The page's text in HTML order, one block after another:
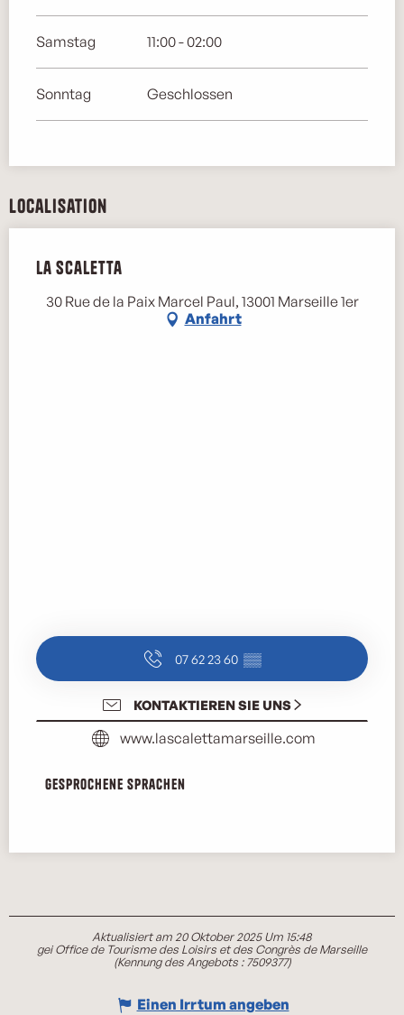
Samstag 11:00 - 02:00
Sonntag Geschlossen
Localisation
La Scaletta
30 Rue de la Paix Marcel Paul, 13001 Marseille 1er
Anfahrt
07 62 23 60 ▒▒
KONTAKTIEREN SIE UNS
www.lascalettamarseille.com
Gesprochene Sprachen
Gesprochene Sprachen
Aktualisiert am 20 Oktober 2025 Um 15:48
gei Office de Tourisme des Loisirs et des Congrès de Marseille
(Kennung des Angebots : 7509377)
Einen Irrtum angeben